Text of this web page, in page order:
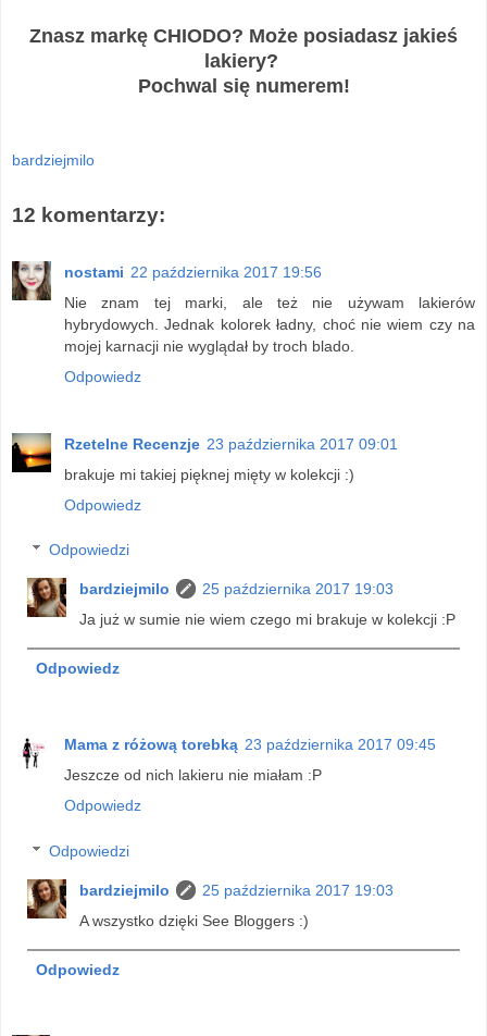
Znasz markę CHIODO? Może posiadasz jakieś
lakiery?
Pochwal się numerem!
bardziejmilo
12 komentarzy:
nostami 22 października 2017 19:56
Nie znam tej marki, ale też nie używam lakierów
hybrydowych. Jednak kolorek ładny, choć nie wiem czy na
mojej karnacji nie wyglądał by troch blado.
Odpowiedz
Rzetelne Recenzje 23 października 2017 09:01
brakuje mi takiej pięknej mięty w kolekcji :)
Odpowiedz
Odpowiedzi
bardziejmilo
25 października 2017 19:03
Ja już w sumie nie wiem czego mi brakuje w kolekcji :P
Odpowiedz
Mama z różową torebką 23 października 2017 09:45
Jeszcze od nich lakieru nie miałam :P
Odpowiedz
Odpowiedzi
bardziejmilo
25 października 2017 19:03
A wszystko dzięki See Bloggers :)
Odpowiedz